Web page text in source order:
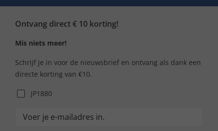
Ontvang direct € 10 korting!
Mis niets meer!
Schrijf je in voor de nieuwsbrief en ontvang als dank een
directe korting van €10.
JP1880